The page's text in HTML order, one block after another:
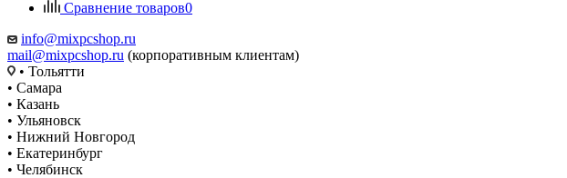
Сравнение товаров0
info@mixpcshop.ru
mail@mixpcshop.ru (корпоративным клиентам)
• Тольятти
• Самара
• Казань
• Ульяновск
• Нижний Новгород
• Екатеринбург
• Челябинск